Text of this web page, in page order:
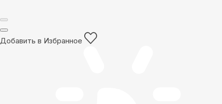
Добавить в Избранное